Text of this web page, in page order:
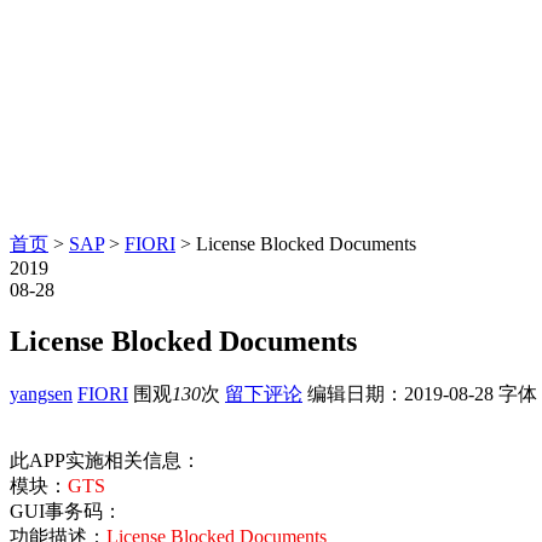
首页 > SAP> FIORI > License Blocked Documents
2019
08-28
License Blocked Documents
yangsen FIORI 围观130次 留下评论 编辑日期： 2019-08-28 字体
此APP实施相关信息：
模块： GTS
GUI事务码：
功能描述： License Blocked Documents